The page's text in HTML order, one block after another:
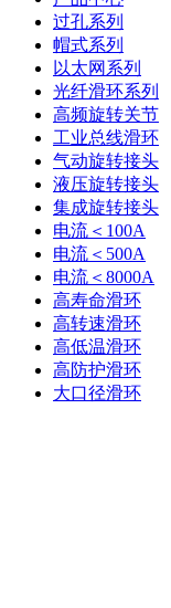
过孔系列
帽式系列
以太网系列
光纤滑环系列
高频旋转关节
工业总线滑环
气动旋转接头
液压旋转接头
集成旋转接头
电流＜100A
电流＜500A
电流＜8000A
高寿命滑环
高转速滑环
高低温滑环
高防护滑环
大口径滑环